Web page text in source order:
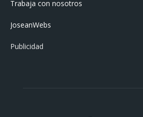
Trabaja con nosotros
JoseanWebs
Publicidad